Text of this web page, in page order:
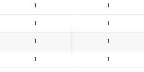
1 1
1 1
1 1
1 1